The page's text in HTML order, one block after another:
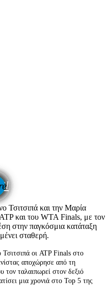
Τσιτσιπά και την Μαρία
και του WTA Finals, με τον
στην παγκόσμια κατάταξη
σταθερή.
οι ATP Finals στο
αποχώρησε από τη
ταλαιπωρεί στον δεξιό
μια χρονιά στο Top 5 της